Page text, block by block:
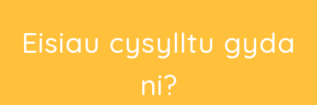
Eisiau cysylltu gyda
ni?